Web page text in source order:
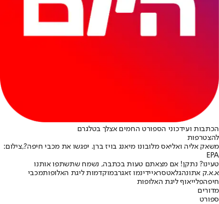
הכתבות ועידכוני הספורט החמים אצלך בטלגרם
להצטרפות
משאק אליה ואליאס מלובונו מיאנג בויז ברן. יפגשו את מכבי חיפה?,צילום:
EPA
טעינו? נתקן! אם מצאתם טעות בכתבה, נשמח שתשתפו אותנו
א.א.ק אתונהגלאטסראיידינמו זאגרבמוקדמות ליגת האלופותמכבי
חיפהפלייאוף ליגת האלופות
מדורים
ספורט